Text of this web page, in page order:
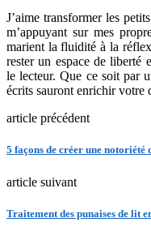
J’aime transformer les
m’appuyant sur mes
marient la fluidité à la
rester un espace de liberté
le lecteur. Que ce soit par
écrits sauront enrichir votre
article précédent
5 façons de créer une notoriété
article suivant
Traitement des punaises de lit